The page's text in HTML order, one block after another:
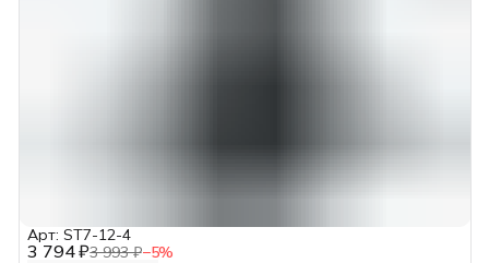
3 794 ₽3 993 ₽−5%
Арт: ST7-12-4